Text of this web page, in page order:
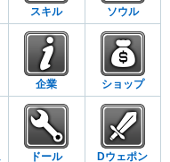
スキル ソウル
企業 ショップ
ドール Dウェポン